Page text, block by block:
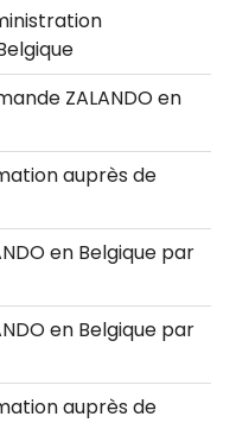
ZALANDO en
auprès de
en Belgique par
en Belgique par
auprès de